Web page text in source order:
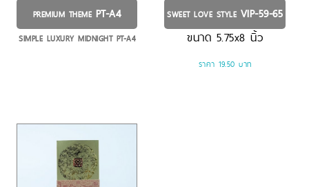
PREMIUM THEME PT-A4
SIMPLE LUXURY MIDNIGHT PT-A4
SWEET LOVE STYLE VIP-59-65
ขนาด 5.75x8 นิ้ว
ราคา 19.50 บาท